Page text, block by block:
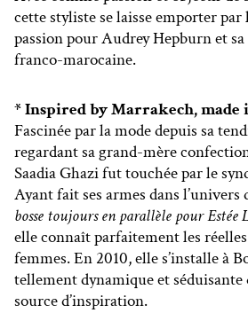
cette styliste se laisse emporter par
passion pour Audrey Hepburn et
franco-marocaine.
* Inspired by Marrakech, made
Fascinée par la mode depuis sa
regardant sa grand-mère
Saadia Ghazi fut touchée par le
Ayant fait ses armes dans l’univers
bosse toujours en parallèle pour Estée
elle connaît parfaitement les
femmes. En 2010, elle s’installe à
tellement dynamique et séduisante
source d’inspiration.